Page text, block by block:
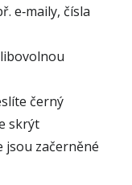
e‑maily, čísla
černý
skrýt
jsou začerněné